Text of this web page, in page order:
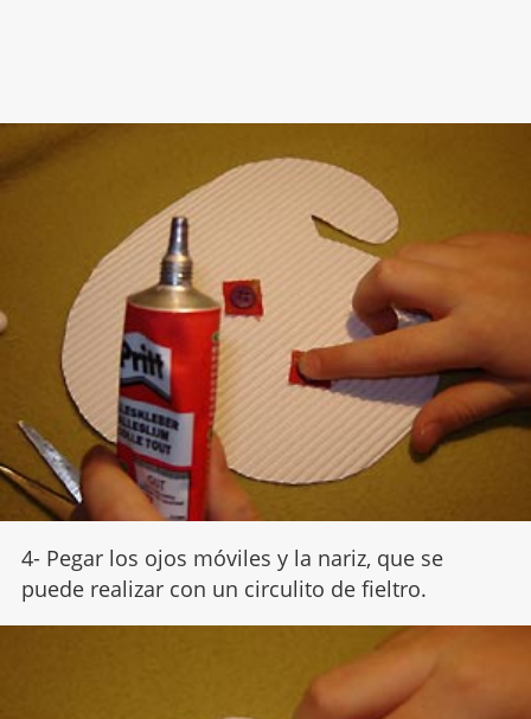
4- Pegar los ojos móviles y la nariz, que se
puede realizar con un circulito de fieltro.